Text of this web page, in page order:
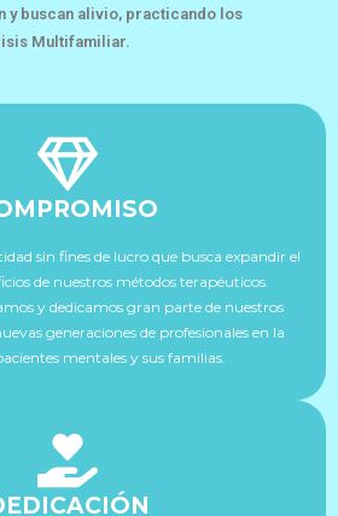
y buscan alivio, practicando los
Multifamiliar.
sin fines de lucro que busca expandir el
de nuestros métodos terapéuticos.
y dedicamos gran parte de nuestros
generaciones de profesionales en la
mentales y sus familias.